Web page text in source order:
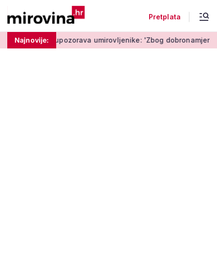
Pretplata
Najnovije:
Policija upozorava umirovljenike: 'Zbog dobronamjernosti